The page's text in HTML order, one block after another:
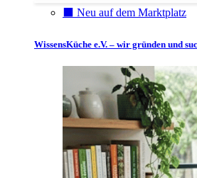
⬛️ Neu auf dem Marktplatz
WissensKüche e.V. – wir gründen und